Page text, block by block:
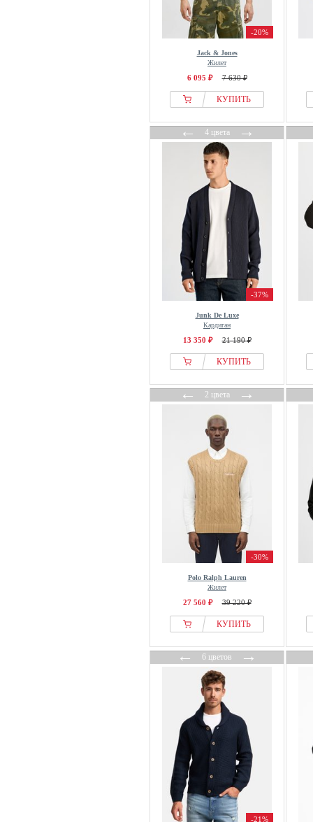
-20%
Jack & Jones
Жилет
6 095 ₽ 7 630 ₽
КУПИТЬ
←4 цвета→
-37%
Junk De Luxe
Кардиган
13 350 ₽ 21 190 ₽
КУПИТЬ
←2 цвета→
-30%
Polo Ralph Lauren
Жилет
27 560 ₽ 39 220 ₽
КУПИТЬ
←6 цветов→
-21%